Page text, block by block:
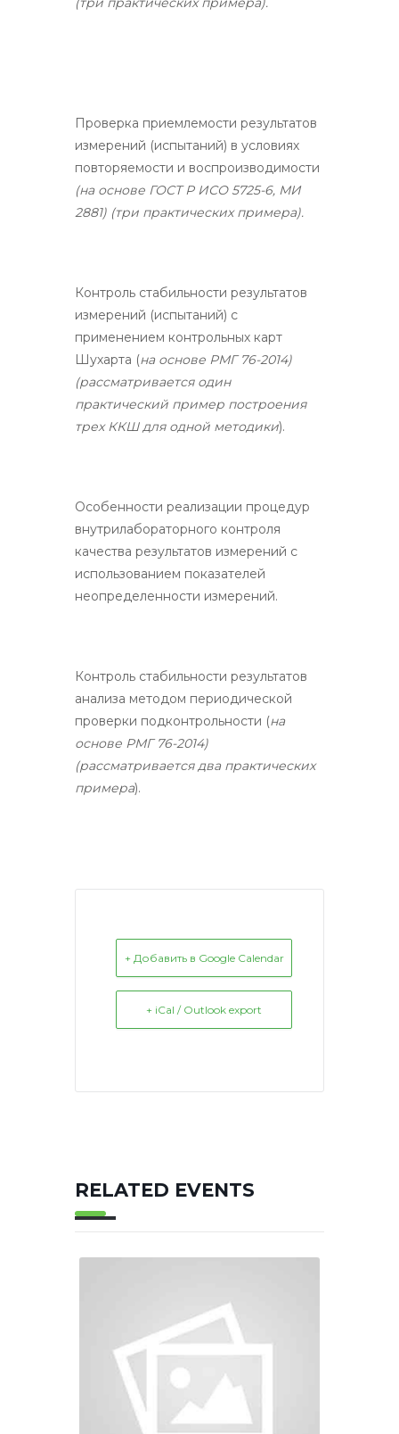
Проверка приемлемости результатов
измерений (испытаний) в условиях
повторяемости и воспроизводимости
(на основе ГОСТ Р ИСО 5725-6, МИ
2881) (три практических примера).
Контроль стабильности результатов
измерений (испытаний) с
применением контрольных карт
Шухарта (на основе РМГ 76-2014)
(рассматривается один
практический пример построения
трех ККШ для одной методики).
Особенности реализации процедур
внутрилабораторного контроля
качества результатов измерений с
использованием показателей
неопределенности измерений.
Контроль стабильности результатов
анализа методом периодической
проверки подконтрольности (на
основе РМГ 76-2014)
(рассматривается два практических
примера).
+ Добавить в Google Calendar
+ iCal / Outlook export
RELATED EVENTS